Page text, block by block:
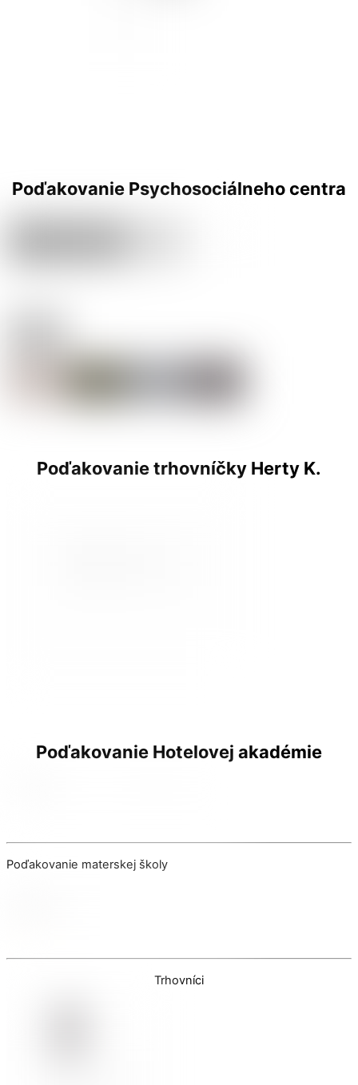
Poďakovanie Psychosociálneho centra
Poďakovanie trhovníčky Herty K.
Poďakovanie Hotelovej akadémie
Poďakovanie materskej školy
Trhovníci